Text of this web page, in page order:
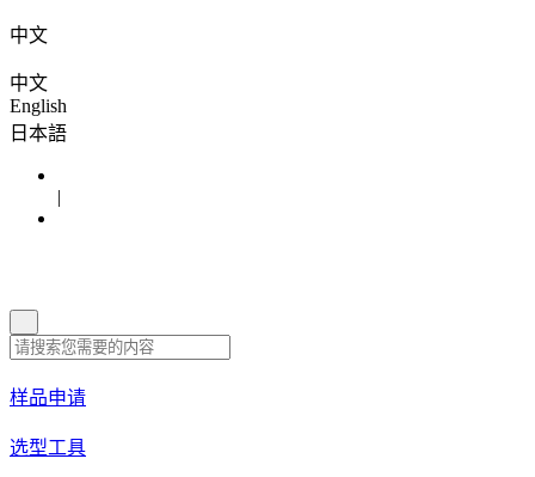
中文
中文
English
日本語
|
样品申请
选型工具